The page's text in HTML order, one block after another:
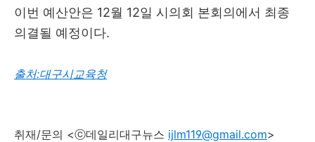
이번 예산안은 12월 12일 시의회 본회의에서 최종
의결될 예정이다.
출처:대구시교육청
취재/문의 <ⓒ데일리대구뉴스 ijlm119@gmail.com>